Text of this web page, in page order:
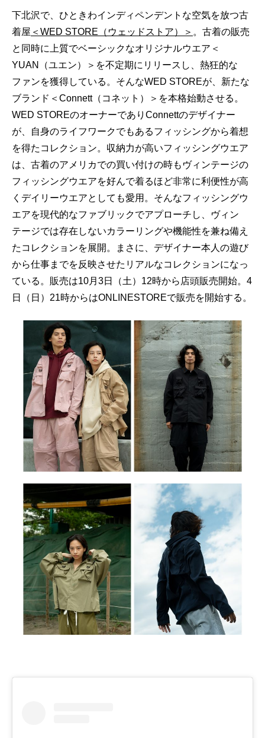
GADGET
RECOMMENDFOLLOW RATEHIGHER MAGAZINE
当サイトに掲載の記事・見出し・写真・画像の無断転載を禁じます。
Diters inc. All Rights & Copyrights Reserved.
下北沢で、ひときわインディペンデントな空気を放つ古
着屋 ＜WED STORE（ウェッドストア）＞ 。古着の販売
と同時に上質でベーシックなオリジナルウエア＜
YUAN（ユエン）＞を不定期にリリースし、熱狂的な
ファンを獲得している。そんなWED STOREが、新たな
ブランド＜Connett（コネット）＞を本格始動させる。
WED STOREのオーナーでありConnettのデザイナー
が、自身のライフワークでもあるフィッシングから着想
を得たコレクション。収納力が高いフィッシングウエア
は、古着のアメリカでの買い付けの時もヴィンテージの
フィッシングウエアを好んで着るほど非常に利便性が高
くデイリーウエアとしても愛用。そんなフィッシングウ
エアを現代的なファブリックでアプローチし、ヴィン
テージでは存在しないカラーリングや機能性を兼ね備え
たコレクションを展開。まさに、デザイナー本人の遊び
から仕事までを反映させたリアルなコレクションになっ
ている。販売は10月3日（土）12時から店頭販売開始。4
日（日）21時からはONLINESTOREで販売を開始する。